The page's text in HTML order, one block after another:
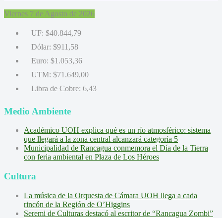
Viernes 7 de Agosto de 2026
UF: $40.844,79
Dólar: $911,58
Euro: $1.053,36
UTM: $71.649,00
Libra de Cobre: 6,43
Medio Ambiente
Académico UOH explica qué es un río atmosférico: sistema
que llegará a la zona central alcanzará categoría 5
Municipalidad de Rancagua conmemora el Día de la Tierra
con feria ambiental en Plaza de Los Héroes
Cultura
La música de la Orquesta de Cámara UOH llega a cada
rincón de la Región de O’Higgins
Seremi de Culturas destacó al escritor de “Rancagua Zombi”